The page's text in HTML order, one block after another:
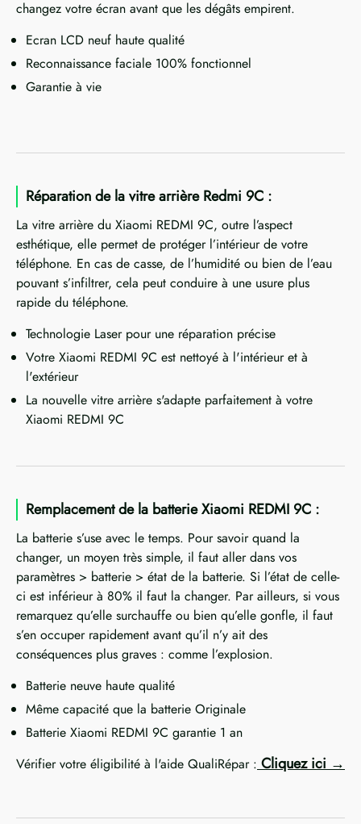
changez votre écran avant que les dégâts empirent.
Ecran LCD neuf haute qualité
Reconnaissance faciale 100% fonctionnel
Garantie à vie
Réparation de la vitre arrière Redmi 9C :
La vitre arrière du Xiaomi REDMI 9C, outre l’aspect
esthétique, elle permet de protéger l’intérieur de votre
téléphone. En cas de casse, de l’humidité ou bien de l’eau
pouvant s’infiltrer, cela peut conduire à une usure plus
rapide du téléphone.
Technologie Laser pour une réparation précise
Votre Xiaomi REDMI 9C est nettoyé à l'intérieur et à
l'extérieur
La nouvelle vitre arrière s'adapte parfaitement à votre
Xiaomi REDMI 9C
Remplacement de la batterie Xiaomi REDMI 9C :
La batterie s’use avec le temps. Pour savoir quand la
changer, un moyen très simple, il faut aller dans vos
paramètres > batterie > état de la batterie. Si l’état de celle-
ci est inférieur à 80% il faut la changer. Par ailleurs, si vous
remarquez qu’elle surchauffe ou bien qu’elle gonfle, il faut
s’en occuper rapidement avant qu’il n’y ait des
conséquences plus graves : comme l’explosion.
Batterie neuve haute qualité
Même capacité que la batterie Originale
Batterie Xiaomi REDMI 9C garantie 1 an
Vérifier votre éligibilité à l'aide QualiRépar : Cliquez ici